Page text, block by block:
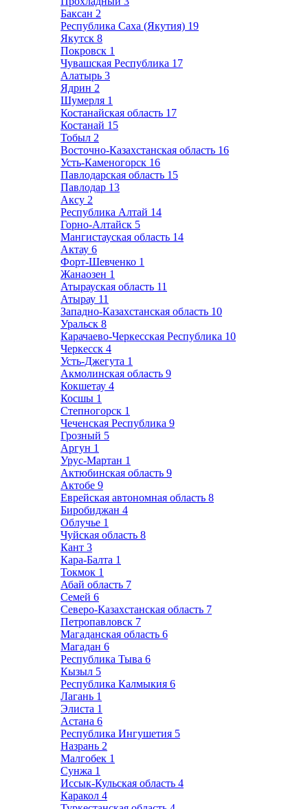
Баксан 2
Республика Саха (Якутия) 19
Якутск 8
Покровск 1
Чувашская Республика 17
Алатырь 3
Ядрин 2
Шумерля 1
Костанайская область 17
Костанай 15
Тобыл 2
Восточно-Казахстанская область 16
Усть-Каменогорск 16
Павлодарская область 15
Павлодар 13
Аксу 2
Республика Алтай 14
Горно-Алтайск 5
Мангистауская область 14
Актау 6
Форт-Шевченко 1
Жанаозен 1
Атырауская область 11
Атырау 11
Западно-Казахстанская область 10
Уральск 8
Карачаево-Черкесская Республика 10
Черкесск 4
Усть-Джегута 1
Акмолинская область 9
Кокшетау 4
Косшы 1
Степногорск 1
Чеченская Республика 9
Грозный 5
Аргун 1
Урус-Мартан 1
Актюбинская область 9
Актобе 9
Еврейская автономная область 8
Биробиджан 4
Облучье 1
Чуйская область 8
Кант 3
Кара-Балта 1
Токмок 1
Абай область 7
Семей 6
Северо-Казахстанская область 7
Петропавловск 7
Магаданская область 6
Магадан 6
Республика Тыва 6
Кызыл 5
Республика Калмыкия 6
Лагань 1
Элиста 1
Астана 6
Республика Ингушетия 5
Назрань 2
Малгобек 1
Сунжа 1
Иссык-Кульская область 4
Каракол 4